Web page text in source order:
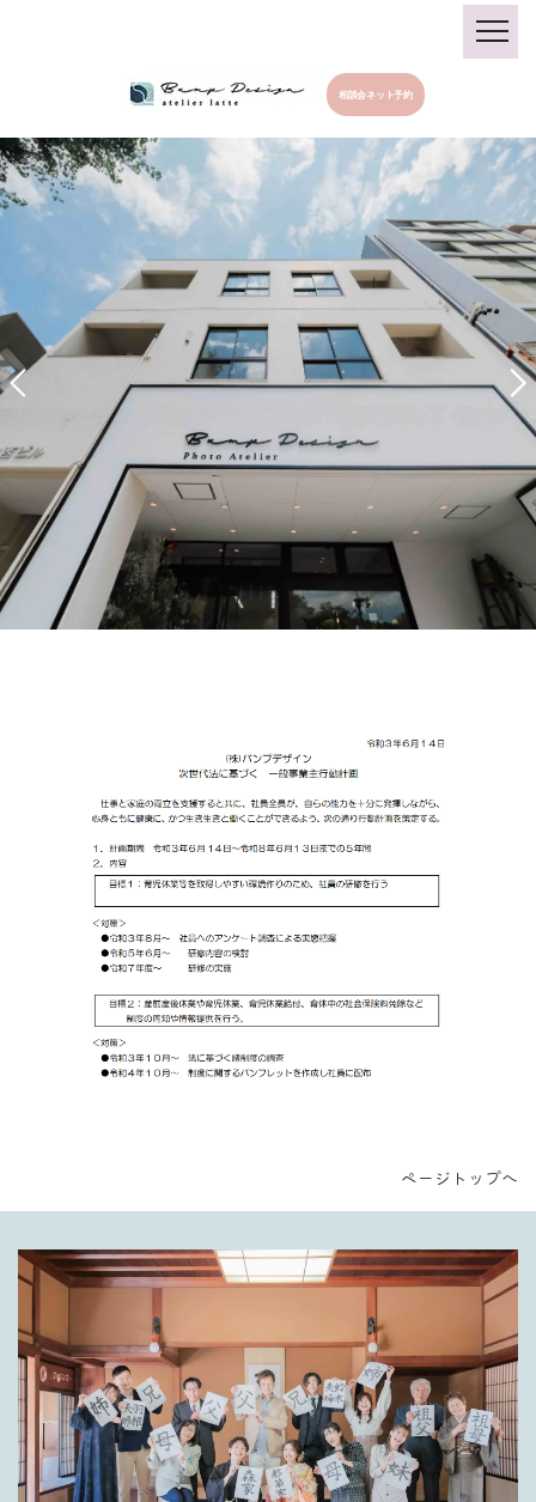
相談会ネット予約
一般事業主行動計画
ページトップへ